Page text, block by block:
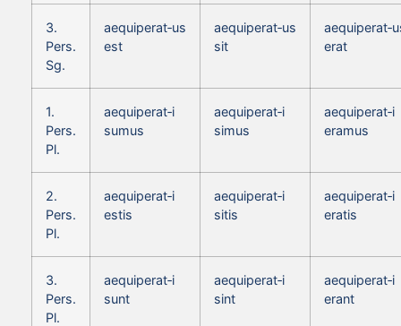
3.
Pers.
Sg.
aequiperat‑us
est
aequiperat‑us
sit
erat
1.
Pers.
Pl.
aequiperat‑i
sumus
aequiperat‑i
simus
aequiperat‑i
eramus
2.
Pers.
Pl.
aequiperat‑i
estis
aequiperat‑i
sitis
aequiperat‑i
eratis
3.
Pers.
Pl.
aequiperat‑i
sunt
aequiperat‑i
sint
aequiperat‑i
erant